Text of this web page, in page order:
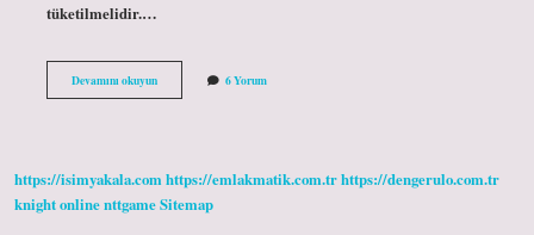
tüketilmelidir.…
Devamını okuyunHangi
Yoğurt
6 Yorum
https://isimyakala.comhttps://emlakmatik.com.trhttps://dengerulo.com.tr
knight onlinenttgameSitemap